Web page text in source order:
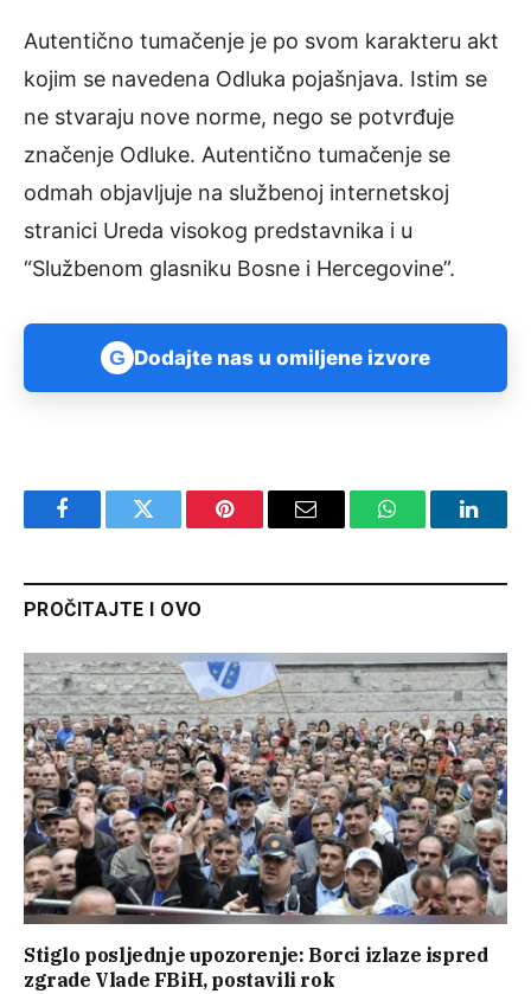
Autentično tumačenje je po svom karakteru akt
kojim se navedena Odluka pojašnjava. Istim se
ne stvaraju nove norme, nego se potvrđuje
značenje Odluke. Autentično tumačenje se
odmah objavljuje na službenoj internetskoj
stranici Ureda visokog predstavnika i u
“Službenom glasniku Bosne i Hercegovine”.
G Dodajte nas u omiljene izvore
FacebookTwitter Pinterest Email WhatsApp
PROČITAJTE I OVO
Stiglo posljednje upozorenje: Borci izlaze ispred
zgrade Vlade FBiH, postavili rok